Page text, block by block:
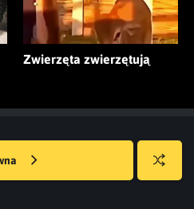
Zwierzęta zwierzętują